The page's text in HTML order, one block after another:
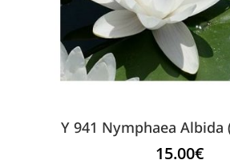
Y 941 Nymphaea Albida
15.00€